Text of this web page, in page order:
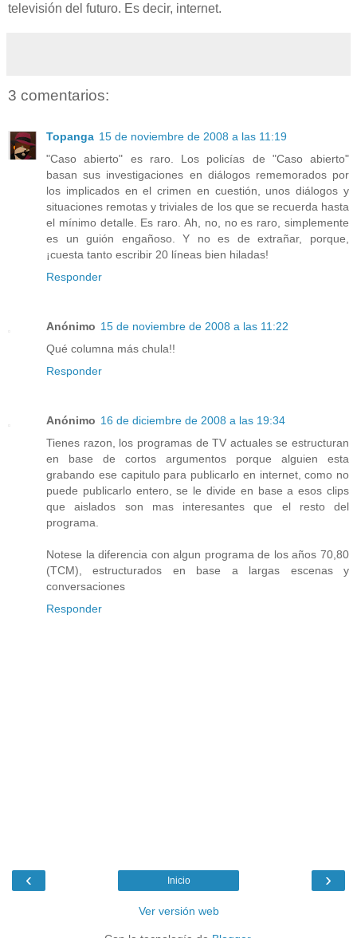
televisión del futuro. Es decir, internet.
3 comentarios:
Topanga 15 de noviembre de 2008 a las 11:19
"Caso abierto" es raro. Los policías de "Caso abierto"
basan sus investigaciones en diálogos rememorados por
los implicados en el crimen en cuestión, unos diálogos y
situaciones remotas y triviales de los que se recuerda hasta
el mínimo detalle. Es raro. Ah, no, no es raro, simplemente
es un guión engañoso. Y no es de extrañar, porque,
¡cuesta tanto escribir 20 líneas bien hiladas!
Responder
Anónimo 15 de noviembre de 2008 a las 11:22
Qué columna más chula!!
Responder
Anónimo 16 de diciembre de 2008 a las 19:34
Tienes razon, los programas de TV actuales se estructuran
en base de cortos argumentos porque alguien esta
grabando ese capitulo para publicarlo en internet, como no
puede publicarlo entero, se le divide en base a esos clips
que aislados son mas interesantes que el resto del
programa.
Notese la diferencia con algun programa de los años 70,80
(TCM), estructurados en base a largas escenas y
conversaciones
Responder
‹ ›
Inicio
Ver versión web